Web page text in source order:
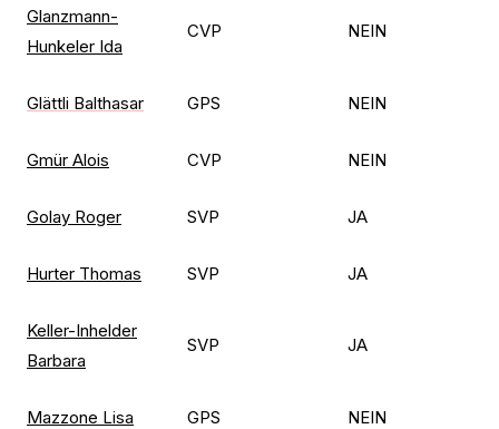
Glanzmann-
Hunkeler Ida
CVP NEIN
Glättli Balthasar GPS NEIN
Gmür Alois CVP NEIN
Golay Roger SVP JA
Hurter Thomas SVP JA
Keller-Inhelder
Barbara
SVP JA
Mazzone Lisa GPS NEIN